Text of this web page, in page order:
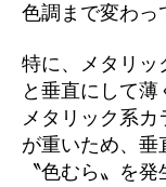
色調まで変わっ
特に、メタリッ
と垂直にして薄
メタリック系
が重いため、垂
〝色むら〟を